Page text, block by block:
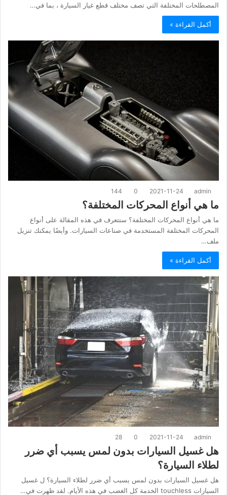
المصطلحات المختلفة التي تصف مختلف قطع غيار السيارة ، بما في…
أكمل القراءة »
admin
2021-11-24
0
144
ما هي أنواع المحركات المختلفة؟
ما هي أنواع المحركات المختلفة؟ ستتعرف في هذه المقالة على أنواع
المحركات المختلفة المستخدمة في صناعات السيارات. وأيضًا يمكنك تنزيل
ملف…
أكمل القراءة »
admin
2021-11-24
0
28
هل غسيل السيارات بدون لمس يسبب أي ضرر
لطلاء السيارة؟
هل غسيل السيارات بدون لمس يسبب أي ضرر لطلاء السيارة؟ ل غسيل
السيارات touchless الخدمة كل الغضب في هذه الأيام. لقد ظهرت في…